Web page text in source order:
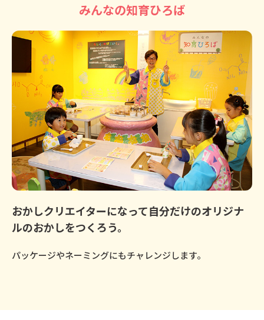
みんなの知育ひろば
おかしクリエイターになって自分だけのオリジナ
ルのおかしをつくろう。
パッケージやネーミングにもチャレンジします。